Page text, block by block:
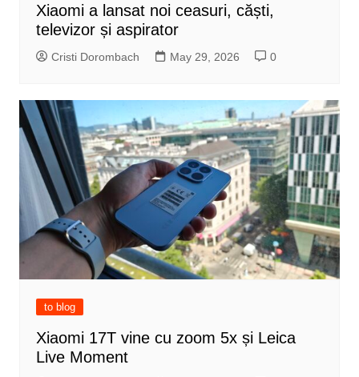
Xiaomi a lansat noi ceasuri, căști,
televizor și aspirator
Cristi Dorombach May 29, 2026 0
to blog
Xiaomi 17T vine cu zoom 5x și Leica
Live Moment